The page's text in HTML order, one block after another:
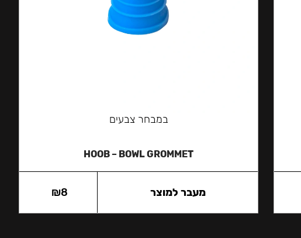
במבחר צבעים
HOOB – BOWL GROMMET
₪8 מעבר למוצר